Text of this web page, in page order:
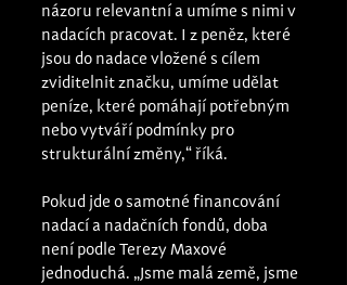
názoru relevantní a umíme s nimi v
nadacích pracovat. I z peněz, které
jsou do nadace vložené s cílem
zviditelnit značku, umíme udělat
peníze, které pomáhají potřebným
nebo vytváří podmínky pro
strukturální změny,“ říká.
Pokud jde o samotné financování
nadací a nadačních fondů, doba
není podle Terezy Maxové
jednoduchá. „Jsme malá země, jsme